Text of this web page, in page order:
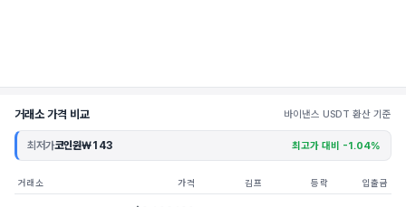
거래소 가격 비교 바이낸스 USDT 환산 기준
최저가코인원₩143 최고가 대비 -1.04%
거래소 가격 김프 등락 입출금